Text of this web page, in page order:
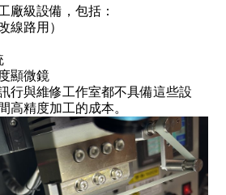
廠級設備，包括：
線路用）
顯微鏡
行與維修工作室都不具備這些設
高精度加工的成本。